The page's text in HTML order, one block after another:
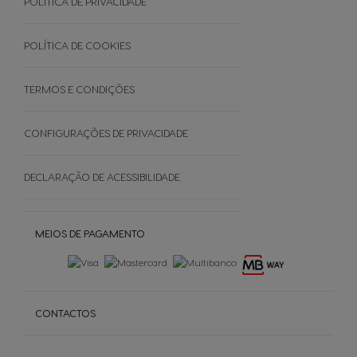
EVENTOS
Black Friday
Promoções
SOBRE
Cápsulas Castanhas
MEIOS DE PAGAMENTO
CONTACTOS
POLÍTICA DE COOKIES
TERMOS E CONDIÇÕES
CONFIGURAÇÕES DE PRIVACIDADE
DECLARAÇÃO DE ACESSIBILIDADE